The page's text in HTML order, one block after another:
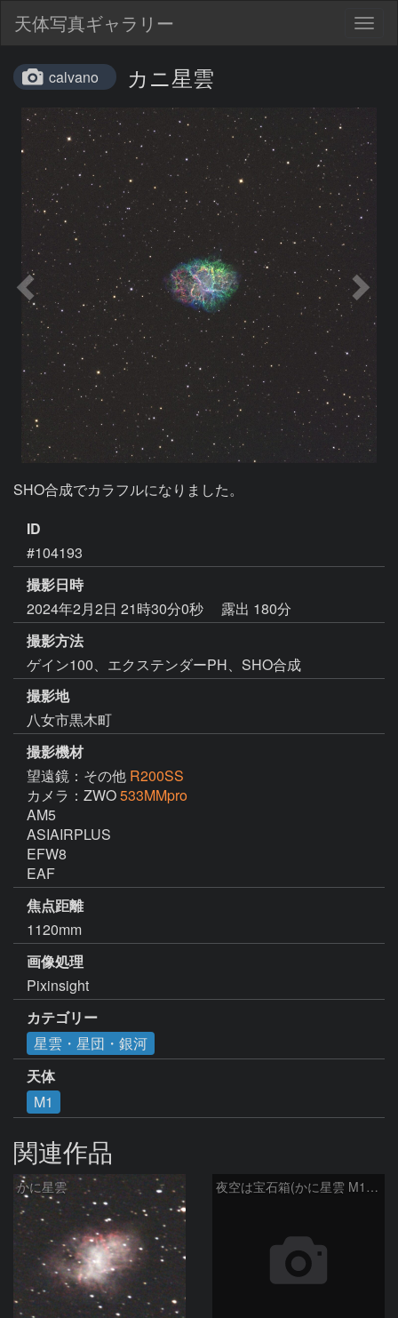
天体写真ギャラリー
calvano カニ星雲
SHO合成でカラフルになりました。
ID
#104193
撮影日時
2024年2月2日 21時30分0秒
露出 180分
撮影方法
ゲイン100、エクステンダーPH、SHO合成
撮影地
八女市黒木町
撮影機材
望遠鏡：その他 R200SS
カメラ：ZWO533MMpro
AM5
ASIAIRPLUS
EFW8
EAF
焦点距離
1120mm
画像処理
カテゴリー
星雲・星団・銀河
天体
M1
関連作品
かに星雲 夜空は宝石箱(かに星雲 M1) Seestar50